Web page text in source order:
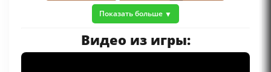
Показать больше
Видео из игры: